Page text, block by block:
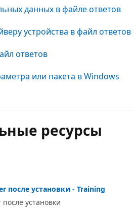
данных в файле ответов
устройства в файл ответов
ответов
или пакета в Windows
ресурсы
после установки - Training
установки